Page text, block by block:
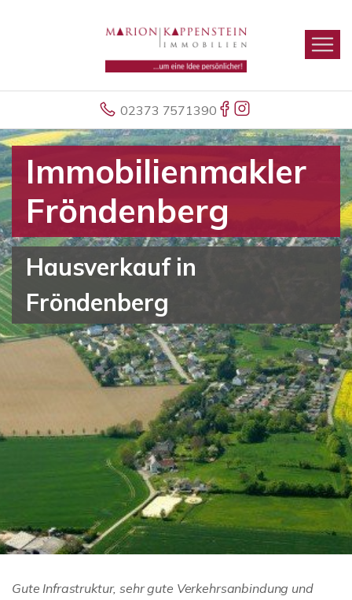
02373 7571390
Immobilienmakler
Fröndenberg
Hausverkauf in
Fröndenberg
Gute Infrastruktur, sehr gute Verkehrsanbindung und